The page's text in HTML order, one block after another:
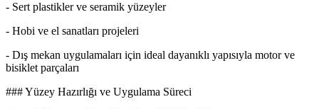
- Sert plastikler ve seramik yüzeyler
- Hobi ve el sanatları projeleri
- Dış mekan uygulamaları için ideal dayanıklı yapısıyla motor ve
bisiklet parçaları
### Yüzey Hazırlığı ve Uygulama Süreci